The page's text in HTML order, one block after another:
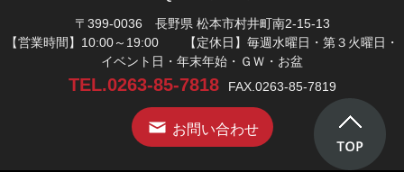
〒399-0036 長野県 松本市村井町南2-15-13
【営業時間】10:00～19:00 【定休日】毎週水曜日・第３火曜日・
イベント日・年末年始・ＧＷ・お盆
TEL.0263-85-7818 FAX.0263-85-7819
お問い合わせ